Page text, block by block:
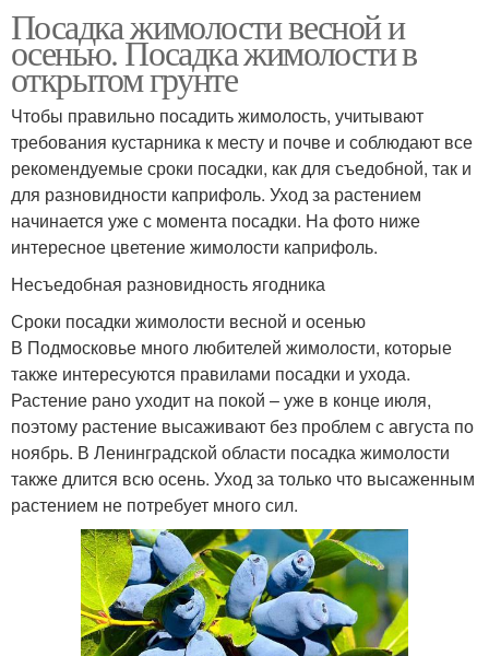
Посадка жимолости весной и
осенью. Посадка жимолости в
открытом грунте
Чтобы правильно посадить жимолость, учитывают
требования кустарника к месту и почве и соблюдают все
рекомендуемые сроки посадки, как для съедобной, так и
для разновидности каприфоль. Уход за растением
начинается уже с момента посадки. На фото ниже
интересное цветение жимолости каприфоль.
Несъедобная разновидность ягодника
Сроки посадки жимолости весной и осенью
В Подмосковье много любителей жимолости, которые
также интересуются правилами посадки и ухода.
Растение рано уходит на покой – уже в конце июля,
поэтому растение высаживают без проблем с августа по
ноябрь. В Ленинградской области посадка жимолости
также длится всю осень. Уход за только что высаженным
растением не потребует много сил.